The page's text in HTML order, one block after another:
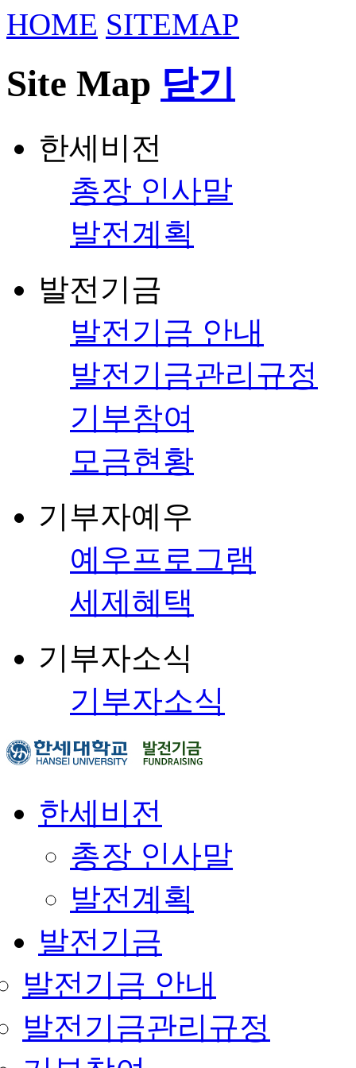
HOME SITEMAP
Site Map 닫기
한세비전
총장 인사말
발전계획
발전기금
발전기금 안내
발전기금관리규정
기부참여
모금현황
기부자예우
예우프로그램
세제혜택
기부자소식
기부자소식
한세비전
총장 인사말
발전계획
발전기금
발전기금 안내
발전기금관리규정